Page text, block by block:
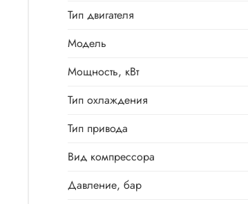
Тип двигателя
Модель
Мощность, кВт
Тип охлаждения
Тип привода
Вид компрессора
Давление, бар